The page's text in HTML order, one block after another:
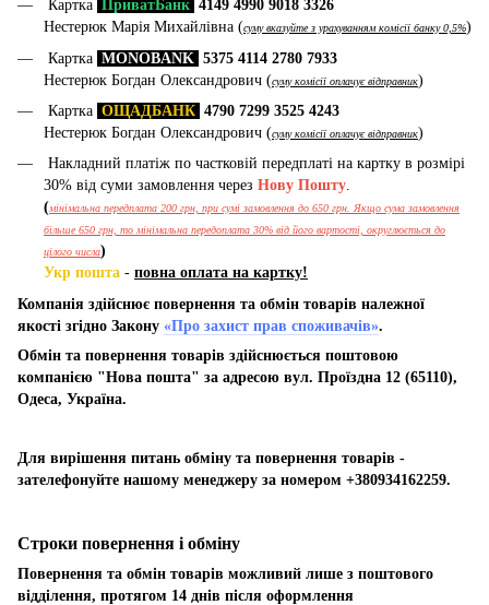
Картка ПриватБанк 4149 4990 9018 3326
Нестерюк Марія Михайлівна (суму вказуйте з урахуванням комісії банку 0,5%)
Картка MONOBANK 5375 4114 2780 7933
Нестерюк Богдан Олександрович (суму комісії оплачує відправник)
Картка ОЩАДБАНК 4790 7299 3525 4243
Нестерюк Богдан Олександрович (суму комісії оплачує відправник)
Накладний платіж по частковій передплаті на картку в розмірі
30% від суми замовлення через Нову Пошту.
(мінімальна передплата 200 грн, при сумі замовлення до 650 грн. Якщо сума замовлення
більше 650 грн, то мінімальна передоплата 30% від його вартості, округлюється до
цілого числа)
Укр пошта - повна оплата на картку!
Компанія здійснює повернення та обмін товарів належної
якості згідно Закону «Про захист прав споживачів».
Обмін та повернення товарів здійснюється поштовою
компанією "Нова пошта" за адресою вул. Проїздна 12 (65110),
Одеса, Україна.
Для вирішення питань обміну та повернення товарів -
зателефонуйте нашому менеджеру за номером +380934162259.
Строки повернення і обміну
Повернення та обмін товарів можливий лише з поштового
відділення, протягом 14 днів після оформлення